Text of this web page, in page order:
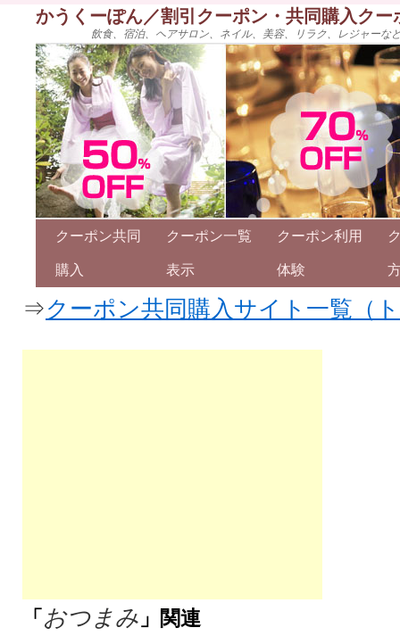
かうくーぽん／割引クーポン・共同購入ク
飲食、宿泊、ヘアサロン、ネイル、美容、リラク、レジャー
クーポン共同
購入
クーポン一覧
表示
クーポン利用
体験
⇒クーポン共同購入サイト一覧（
「 おつまみ 」関連